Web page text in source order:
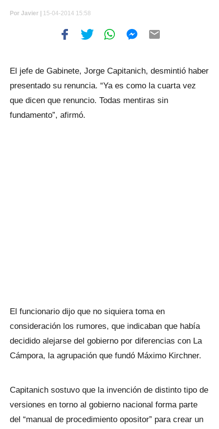
Por Javier | 15-04-2014 15:58
El jefe de Gabinete, Jorge Capitanich, desmintió haber
presentado su renuncia. “Ya es como la cuarta vez
que dicen que renuncio. Todas mentiras sin
fundamento”, afirmó.
El funcionario dijo que no siquiera toma en
consideración los rumores, que indicaban que había
decidido alejarse del gobierno por diferencias con La
Cámpora, la agrupación que fundó Máximo Kirchner.
Capitanich sostuvo que la invención de distinto tipo de
versiones en torno al gobierno nacional forma parte
del “manual de procedimiento opositor” para crear un